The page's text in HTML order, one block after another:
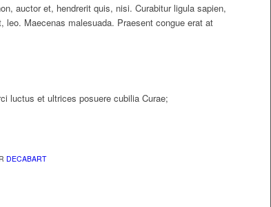
auctor et, hendrerit quis, nisi. Curabitur ligula sapien,
Maecenas malesuada. Praesent congue erat at
luctus et ultrices posuere cubilia Curae;
DECABART